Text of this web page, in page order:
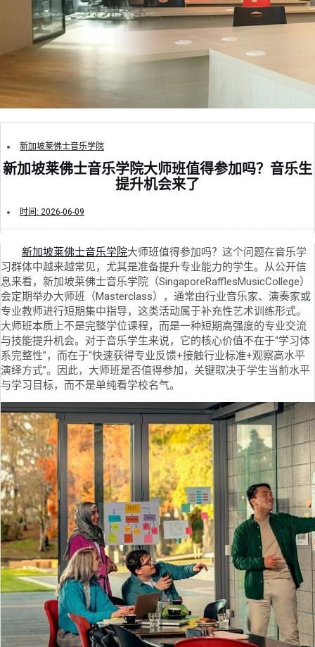
新加坡莱佛士音乐学院
新加坡莱佛士音乐学院大师班值得参加吗？音乐生
提升机会来了
时间: 2026-06-09
新加坡莱佛士音乐学院大师班值得参加吗？这个问题在音乐学
习群体中越来越常见，尤其是准备提升专业能力的学生。从公开信
息来看，新加坡莱佛士音乐学院（SingaporeRafflesMusicCollege）
会定期举办大师班（Masterclass），通常由行业音乐家、演奏家或
专业教师进行短期集中指导，这类活动属于补充性艺术训练形式。
大师班本质上不是完整学位课程，而是一种短期高强度的专业交流
与技能提升机会。对于音乐学生来说，它的核心价值不在于“学习体
系完整性”，而在于“快速获得专业反馈+接触行业标准+观察高水平
演绎方式”。因此，大师班是否值得参加，关键取决于学生当前水平
与学习目标，而不是单纯看学校名气。